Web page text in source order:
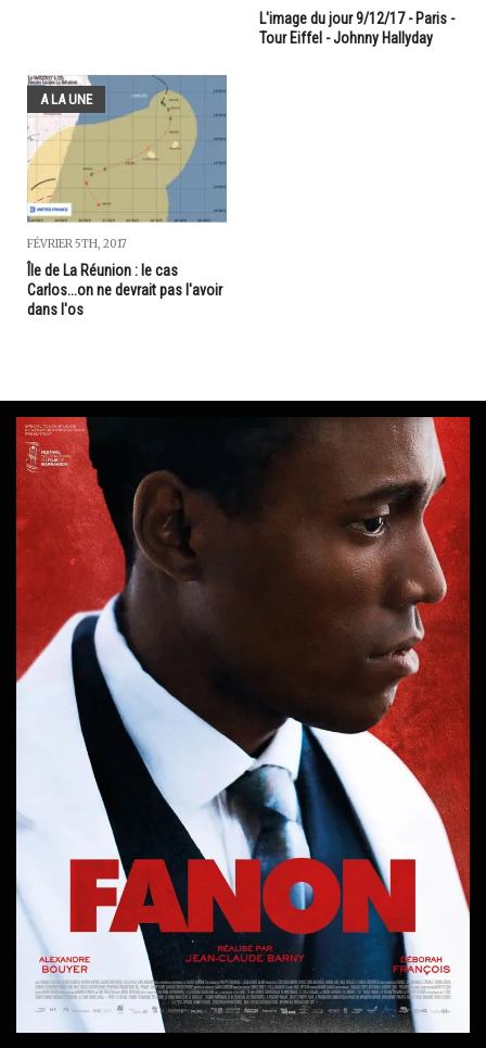
L'image du jour 9/12/17 - Paris -
Tour Eiffel - Johnny Hallyday
A LA UNE
FÉVRIER 5TH, 2017
Île de La Réunion : le cas
Carlos...on ne devrait pas l'avoir
dans l'os